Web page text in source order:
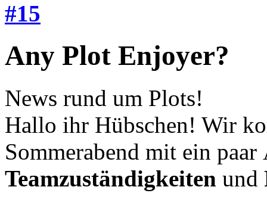
#15
Any Plot Enjoyer?
News rund um Plots!
Hallo ihr Hübschen! Wir
Sommerabend mit ein
Teamzuständigkeiten und